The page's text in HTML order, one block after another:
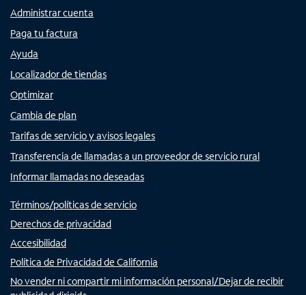
Administrar cuenta
Paga tu factura
Ayuda
Localizador de tiendas
Optimizar
Cambia de plan
Tarifas de servicio y avisos legales
Transferencia de llamadas a un proveedor de servicio rural
Informar llamadas no deseadas
Términos/políticas de servicio
Derechos de privacidad
Accesibilidad
Política de Privacidad de California
No vender ni compartir mi información personal/Dejar de recibir